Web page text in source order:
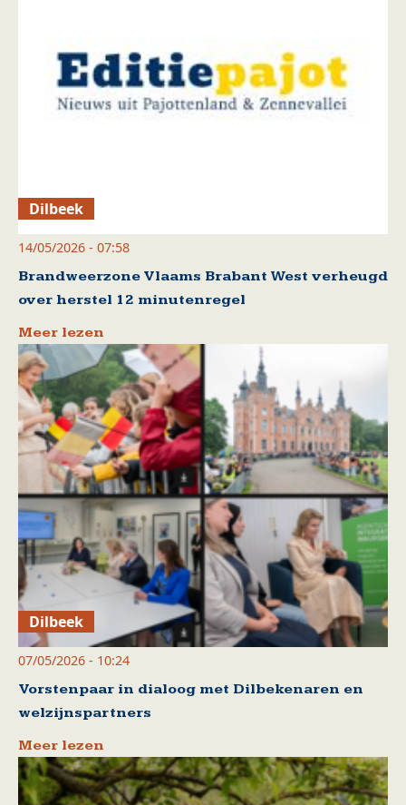
Dilbeek
14/05/2026 - 07:58
Brandweerzone Vlaams Brabant West verheugd
over herstel 12 minutenregel
Meer lezen
Dilbeek
07/05/2026 - 10:24
Vorstenpaar in dialoog met Dilbekenaren en
welzijnspartners
Meer lezen